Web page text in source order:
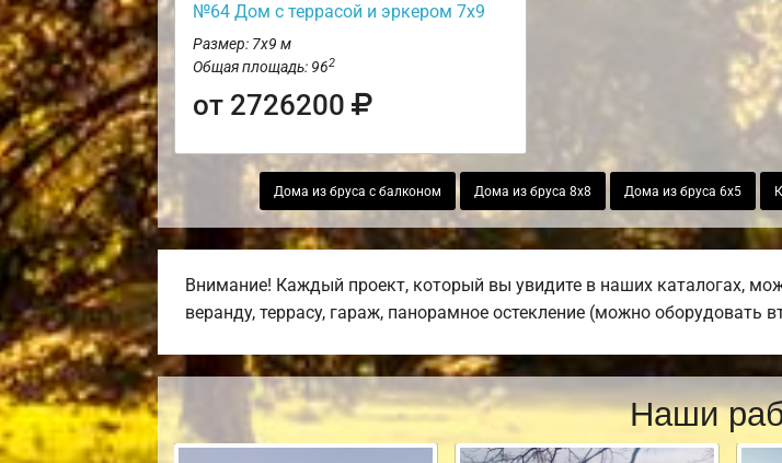
№64 Дом с террасой и эркером 7х9
Размер: 7х9 м
Общая площадь: 962
от 2726200
Дома из бруса с балконом Дома из бруса 8х8 Дома из бруса 6х5
Внимание! Каждый проект, который вы увидите в наших каталогах,
веранду, террасу, гараж, панорамное остекление (можно оборудовать
Наши